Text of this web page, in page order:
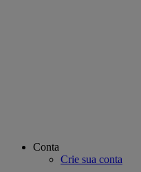
Conta
Crie sua conta